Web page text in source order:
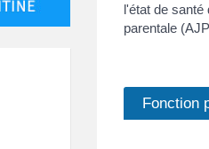
l'état de
parentale
Fonction